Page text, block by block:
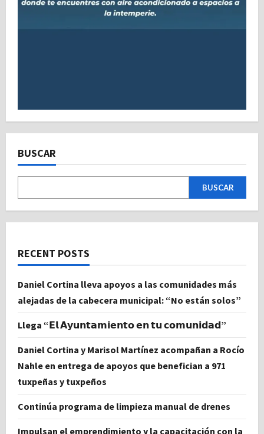
BUSCAR
BUSCAR
RECENT POSTS
Daniel Cortina lleva apoyos a las comunidades más
alejadas de la cabecera municipal: “No están solos”
Llega “𝗘𝗹 𝗔𝘆𝘂𝗻𝘁𝗮𝗺𝗶𝗲𝗻𝘁𝗼 𝗲𝗻 𝘁𝘂 𝗰𝗼𝗺𝘂𝗻𝗶𝗱𝗮𝗱”
Daniel Cortina y Marisol Martínez acompañan a Rocío
Nahle en entrega de apoyos que benefician a 971
tuxpeñas y tuxpeños
Continúa programa de limpieza manual de drenes
Impulsan el emprendimiento y la capacitación con la